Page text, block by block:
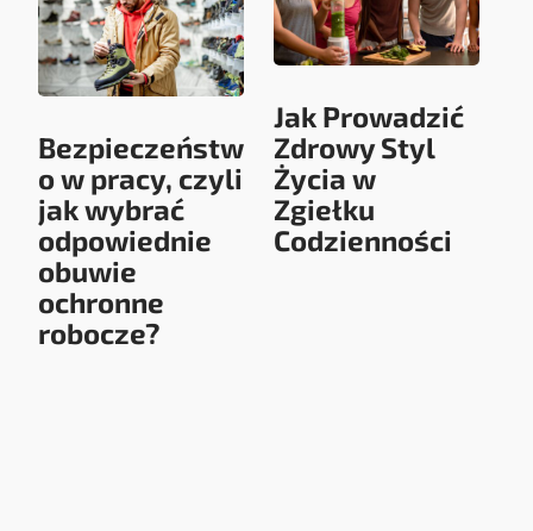
Bezpieczeństw
o w pracy, czyli
jak wybrać
odpowiednie
obuwie
ochronne
robocze?
Jak Prowadzić
Zdrowy Styl
Życia w
Zgiełku
Codzienności